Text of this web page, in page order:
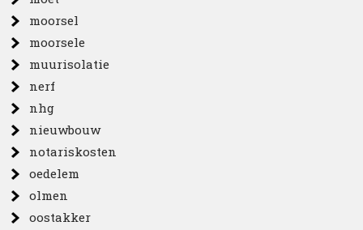
moorsel
moorsele
muurisolatie
nerf
nhg
nieuwbouw
notariskosten
oedelem
olmen
oostakker